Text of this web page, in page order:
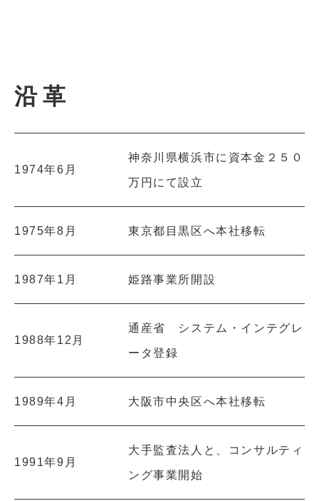
沿革
1974年6月
神奈川県横浜市に資本金２５０
万円にて設立
1975年8月 東京都目黒区へ本社移転
1987年1月 姫路事業所開設
1988年12月
通産省 システム・インテグレ
ータ登録
1989年4月 大阪市中央区へ本社移転
1991年9月
大手監査法人と、コンサルティ
ング事業開始